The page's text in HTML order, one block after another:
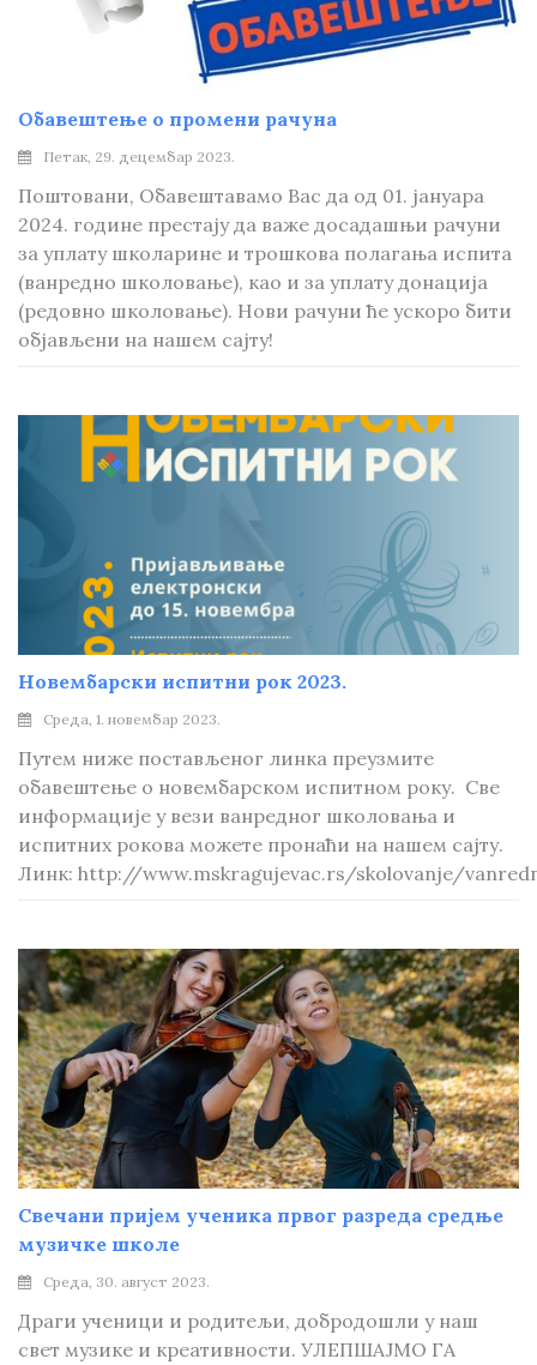
Обавештење о промени рачуна
Петак, 29. децембар 2023.
Поштовани, Обавештавамо Вас да од 01. јануара
2024. године престају да важе досадашњи рачуни
за уплату школарине и трошкова полагања испита
(ванредно школовање), као и за уплату донација
(редовно школовање). Нови рачуни ће ускоро бити
објављени на нашем сајту!
Новембарски испитни рок 2023.
Среда, 1. новембар 2023.
Путем ниже постављеног линка преузмите
обавештење о новембарском испитном року. Све
информације у вези ванредног школовања и
испитних рокова можете пронаћи на нашем сајту.
Линк: http://www.mskragujevac.rs/skolovanje/
Свечани пријем ученика првог разреда средње
музичке школе
Среда, 30. август 2023.
Драги ученици и родитељи, добродошли у наш
свет музике и креативности. УЛЕПШАЈМО ГА